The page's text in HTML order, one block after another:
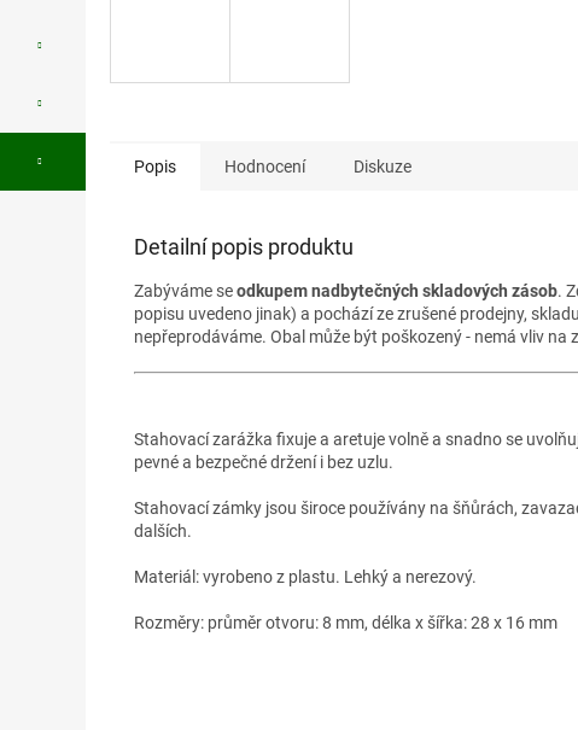
Popis Hodnocení Diskuze
Detailní popis produktu
Zabýváme seodkupem nadbytečných skladových zásob.
popisu uvedeno jinak) a pochází ze zrušené prodejny,
nepřeprodáváme. Obal může být poškozený - nemá vliv na
Stahovací zarážka fixuje a aretuje volně a snadno se
pevné a bezpečné držení i bez uzlu.
Stahovací zámky jsou široce používány na šňůrách,
dalších.
Materiál: vyrobeno z plastu. Lehký a nerezový.
Rozměry: průměr otvoru: 8 mm, délka x šířka: 28 x 16 mm